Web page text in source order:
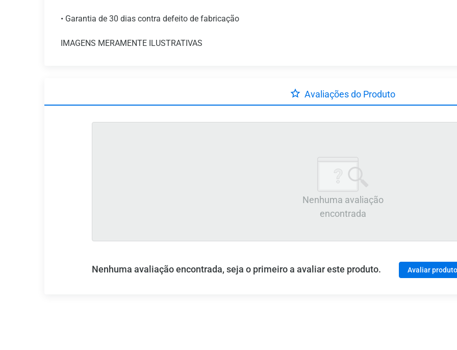
• Garantia de 30 dias contra defeito de fabricação
IMAGENS MERAMENTE ILUSTRATIVAS
Avaliações do Produto
Nenhuma avaliação
encontrada
Nenhuma avaliação encontrada, seja o primeiro a avaliar este produto. Avaliar produto